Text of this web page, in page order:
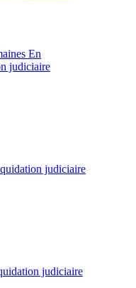
En
judiciaire
judiciaire
judiciaire